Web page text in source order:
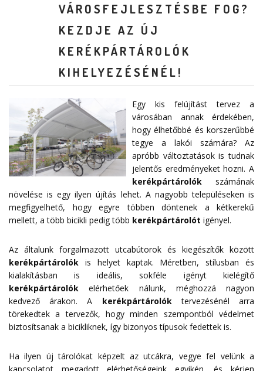
VÁROSFEJLESZTÉSBE FOG?
KEZDJE AZ ÚJ
KERÉKPÁRTÁROLÓK
KIHELYEZÉSÉNÉL!
Egy kis felújítást tervez a
városában annak érdekében,
hogy élhetőbbé és korszerűbbé
tegye a lakói számára? Az
apróbb változtatások is tudnak
jelentős eredményeket hozni. A
kerékpártárolók számának
növelése is egy ilyen újítás lehet. A nagyobb településeken is
megfigyelhető, hogy egyre többen döntenek a kétkerekű
mellett, a több bicikli pedig több kerékpártárolót igényel.
Az általunk forgalmazott utcabútorok és kiegészítők között
kerékpártárolók is helyet kaptak. Méretben, stílusban és
kialakításban is ideális, sokféle igényt kielégítő
kerékpártárolók elérhetőek nálunk, méghozzá nagyon
kedvező árakon. A kerékpártárolóktervezésénél arra
törekedtek a tervezők, hogy minden szempontból védelmet
biztosítsanak a bicikliknek, így bizonyos típusok fedettek is.
Ha ilyen új tárolókat képzelt az utcákra, vegye fel velünk a
kapcsolatot megadottelérhetőségeink egyikén, és kérjen